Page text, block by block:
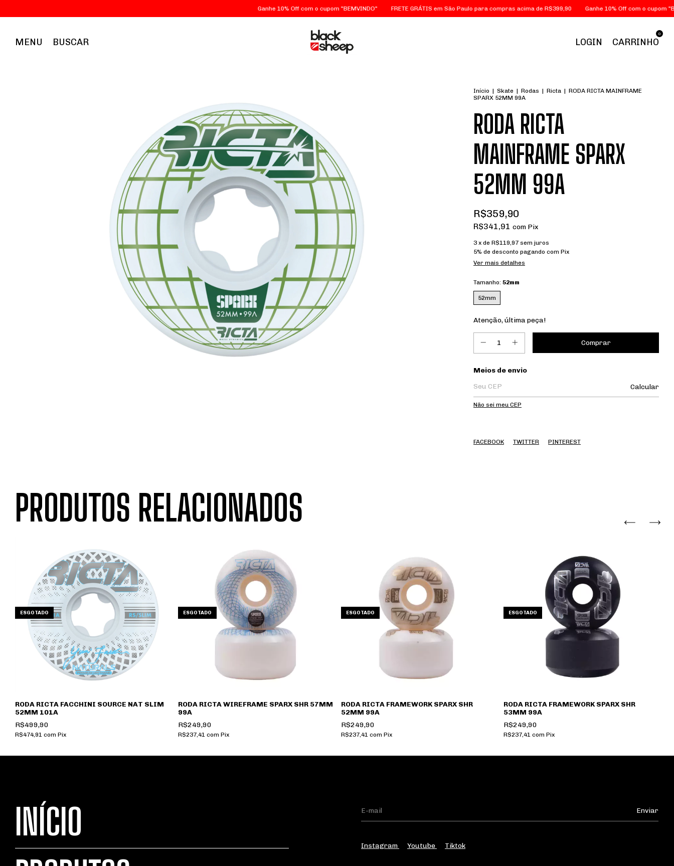
Ganhe 10% Off com o cupom "BEMVINDO" FRETE GRÁTIS em São Paulo para compras acima de R$399,90 Ganhe 10% Off com o cupom
MENU BUSCAR LOGIN CARRINHO
0
Início | Skate | Rodas | Ricta | RODA RICTA MAINFRAME
SPARX 52MM 99A
RODA RICTA
MAINFRAME SPARX
52MM 99A
R$359,90
R$341,91 com Pix
3 x de R$119,97 sem juros
5% de desconto pagando com Pix
Ver mais detalhes
Tamanho: 52mm
52mm
Atenção, última peça!
Entregas para o CEP:
Meios de envio
Calcular
Não sei meu CEP
FACEBOOK TWITTER PINTEREST
PRODUTOS RELACIONADOS
ESGOTADO
RODA RICTA FACCHINI SOURCE NAT SLIM
52MM 101A
R$499,90
R$474,91 com Pix
ESGOTADO
RODA RICTA WIREFRAME SPARX SHR 57MM
99A
R$249,90
R$237,41 com Pix
ESGOTADO
RODA RICTA FRAMEWORK SPARX SHR
52MM 99A
R$249,90
R$237,41 com Pix
ESGOTADO
RODA RICTA FRAMEWORK SPARX SHR
53MM 99A
R$249,90
R$237,41com Pix
INÍCIO
Instagram Youtube Tiktok